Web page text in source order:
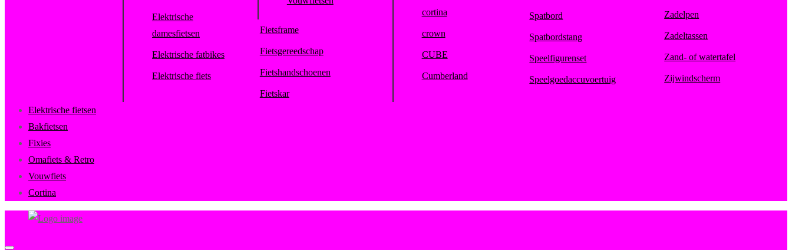
Elektrische
damesfietsen
Elektrische fatbikes
Elektrische fiets
Fietsframe
Fietsgereedschap
Fietshandschoenen
Fietskar
cortina
crown
CUBE
Cumberland
Spatbord
Spatbordstang
Speelfigurenset
Speelgoedaccuvoertuig
Zadelpen
Zadeltassen
Zand- of watertafel
Zijwindscherm
Elektrische fietsen
Bakfietsen
Fixies
Omafiets & Retro
Vouwfiets
Cortina
Primary